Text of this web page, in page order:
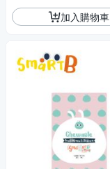
加入購物車